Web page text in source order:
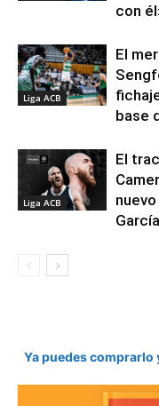
con
Liga ACB
El
base
Liga ACB
El
Ya puedes comprarlo